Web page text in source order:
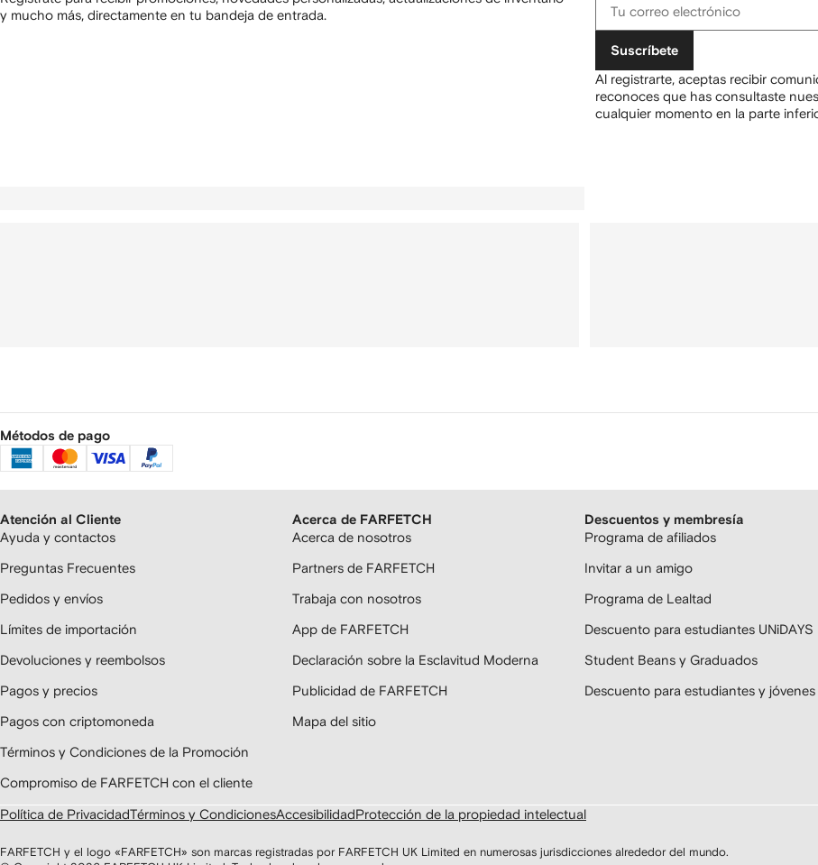
y mucho más, directamente en tu bandeja de entrada.
Suscríbete
Al registrarte, aceptas recibir
reconoces que has consultaste
cualquier momento en la parte
Métodos de pago
Atención al Cliente
Ayuda y contactos
Preguntas Frecuentes
Pedidos y envíos
Límites de importación
Devoluciones y reembolsos
Pagos y precios
Pagos con criptomoneda
Términos y Condiciones de la Promoción
Compromiso de FARFETCH con el cliente
Acerca de FARFETCH
Acerca de nosotros
Partners de FARFETCH
Trabaja con nosotros
App de FARFETCH
Declaración sobre la Esclavitud Moderna
Publicidad de FARFETCH
Mapa del sitio
Descuentos y membresía
Programa de afiliados
Invitar a un amigo
Programa de Lealtad
Descuento para estudiantes UNiDAYS
Student Beans y Graduados
Descuento para estudiantes y jóvenes
Política de PrivacidadTérminos y CondicionesAccesibilidadProtección de la propiedad intelectual
FARFETCH y el logo «FARFETCH» son marcas registradas por FARFETCH UK Limited en numerosas jurisdicciones alrededor del mundo.